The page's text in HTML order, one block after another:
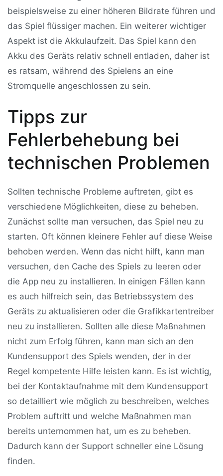
beispielsweise zu einer höheren Bildrate führen und
das Spiel flüssiger machen. Ein weiterer wichtiger
Aspekt ist die Akkulaufzeit. Das Spiel kann den
Akku des Geräts relativ schnell entladen, daher ist
es ratsam, während des Spielens an eine
Stromquelle angeschlossen zu sein.
Tipps zur
Fehlerbehebung bei
technischen Problemen
Sollten technische Probleme auftreten, gibt es
verschiedene Möglichkeiten, diese zu beheben.
Zunächst sollte man versuchen, das Spiel neu zu
starten. Oft können kleinere Fehler auf diese Weise
behoben werden. Wenn das nicht hilft, kann man
versuchen, den Cache des Spiels zu leeren oder
die App neu zu installieren. In einigen Fällen kann
es auch hilfreich sein, das Betriebssystem des
Geräts zu aktualisieren oder die Grafikkartentreiber
neu zu installieren. Sollten alle diese Maßnahmen
nicht zum Erfolg führen, kann man sich an den
Kundensupport des Spiels wenden, der in der
Regel kompetente Hilfe leisten kann. Es ist wichtig,
bei der Kontaktaufnahme mit dem Kundensupport
so detailliert wie möglich zu beschreiben, welches
Problem auftritt und welche Maßnahmen man
bereits unternommen hat, um es zu beheben.
Dadurch kann der Support schneller eine Lösung
finden.